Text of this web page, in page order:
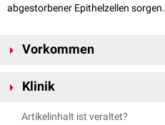
abgestorbener Epithelzellen sorgen.
Vorkommen
Riechepithel
Prostata
Klinik
Von den Basalzellen können
Artikelinhalt ist veraltet?